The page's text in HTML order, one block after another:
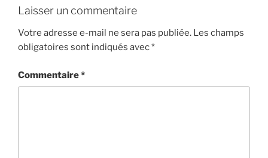
Laisser un commentaire
Votre adresse e-mail ne sera pas publiée. Les champs
obligatoires sont indiqués avec*
Commentaire*